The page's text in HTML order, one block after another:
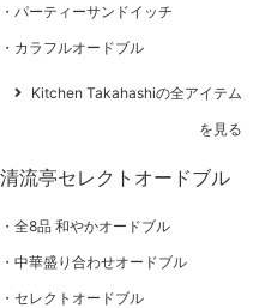
パーティーサンドイッチ
カラフルオードブル
Kitchen Takahashiの全アイテム
を見る
清流亭セレクトオードブル
全8品 和やかオードブル
中華盛り合わせオードブル
セレクトオードブル